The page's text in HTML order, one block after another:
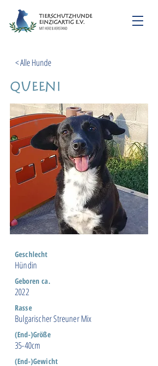
< Alle Hunde
Queeni
Geschlecht
Hündin
Geboren ca.
2022
Rasse
Bulgarischer Streuner Mix
(End-)Größe
35-40cm
(End-)Gewicht